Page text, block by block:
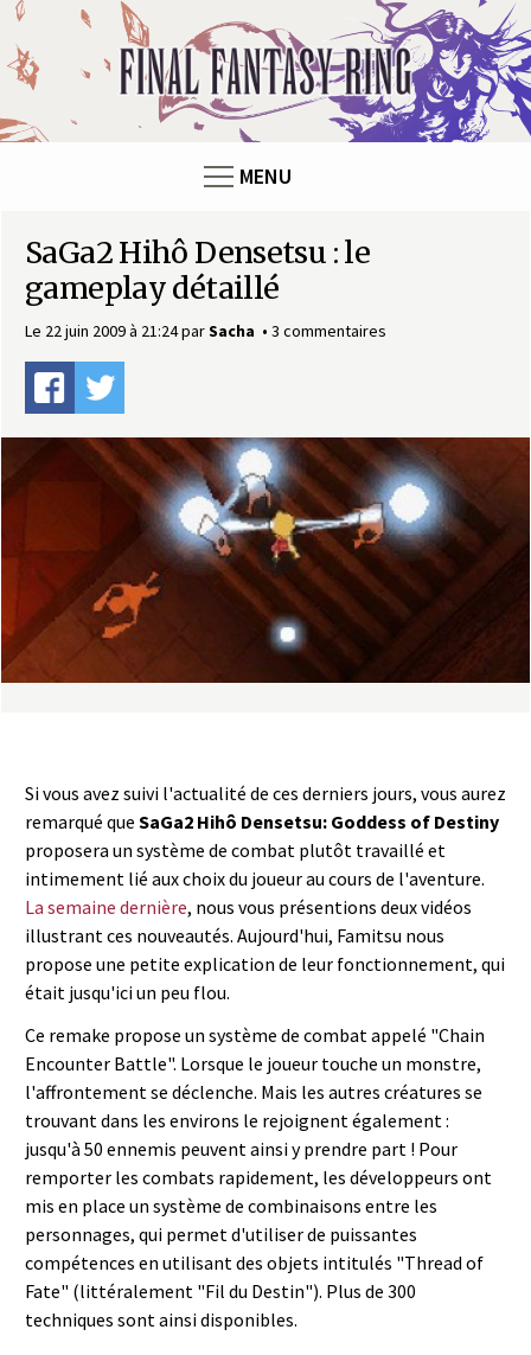
F
n
n
t
a
y
MENU
SaGa2 Hihô Densetsu : le
gameplay détaillé
Le 22 juin 2009 à 21:24parSacha 3 commentaires
Si vous avez suivi l'actualité de ces derniers jours, vous aurez
remarqué que SaGa2 Hihô Densetsu: Goddess of Destiny
proposera un système de combat plutôt travaillé et
intimement lié aux choix du joueur au cours de l'aventure.
La semaine dernière, nous vous présentions deux vidéos
illustrant ces nouveautés. Aujourd'hui, Famitsu nous
propose une petite explication de leur fonctionnement, qui
était jusqu'ici un peu flou.
Ce remake propose un système de combat appelé "Chain
Encounter Battle". Lorsque le joueur touche un monstre,
l'affrontement se déclenche. Mais les autres créatures se
trouvant dans les environs le rejoignent également :
jusqu'à 50 ennemis peuvent ainsi y prendre part ! Pour
remporter les combats rapidement, les développeurs ont
mis en place un système de combinaisons entre les
personnages, qui permet d'utiliser de puissantes
compétences en utilisant des objets intitulés "Thread of
Fate" (littéralement "Fil du Destin"). Plus de 300
techniques sont ainsi disponibles.